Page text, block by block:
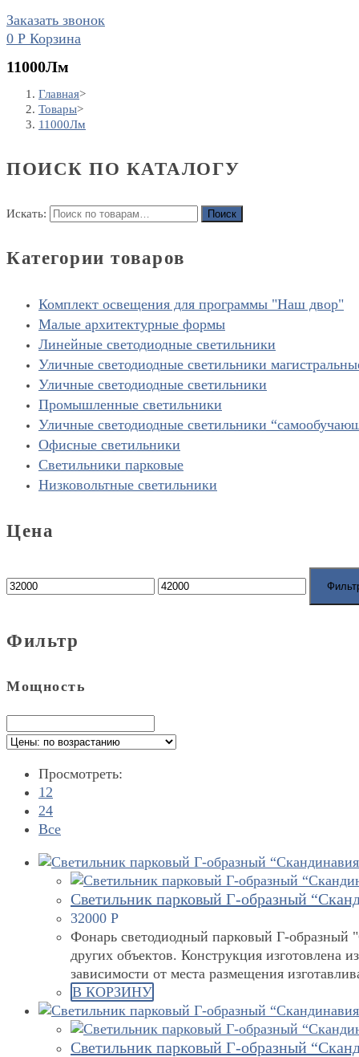
Заказать звонок
0 Р Корзина
11000Лм
Главная>
Товары>
11000Лм
ПОИСК ПО КАТАЛОГУ
Искать: Поиск
Категории товаров
Комплект освещения для программы "Наш двор"
Малые архитектурные формы
Линейные светодиодные светильники
Уличные светодиодные светильники
Уличные светодиодные светильники
Промышленные светильники
Уличные светодиодные светильники
Офисные светильники
Светильники парковые
Низковольтные светильники
Цена
Фильтр
Мощность
Просмотреть:
12
24
Все
Светильник парковый Г-образный
32000 Р
Фонарь светодиодный парковый Г-образный
других объектов. Конструкция изготовлена
зависимости от места размещения
В КОРЗИНУ
Светильник парковый Г-образный